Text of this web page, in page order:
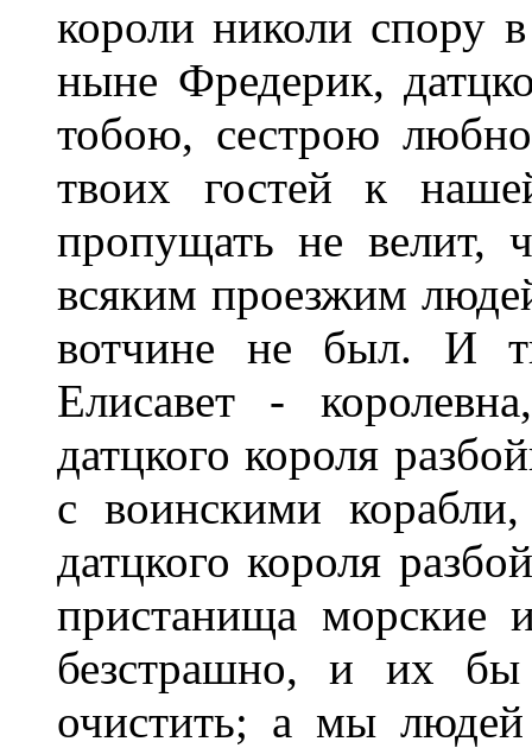
короли николи спору
ныне Фредерик,
тобою, сестрою
твоих гостей к
пропущать не велит,
всяким проезжим
вотчине не был. И
Елисавет
-
датцкого короля
с воинскими
датцкого короля
пристанища
безстрашно, и их
очистить; а мы